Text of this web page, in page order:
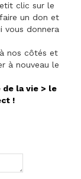
clic sur le
un don et
vous donnera
nos côtés et
à nouveau le
la vie > le
!